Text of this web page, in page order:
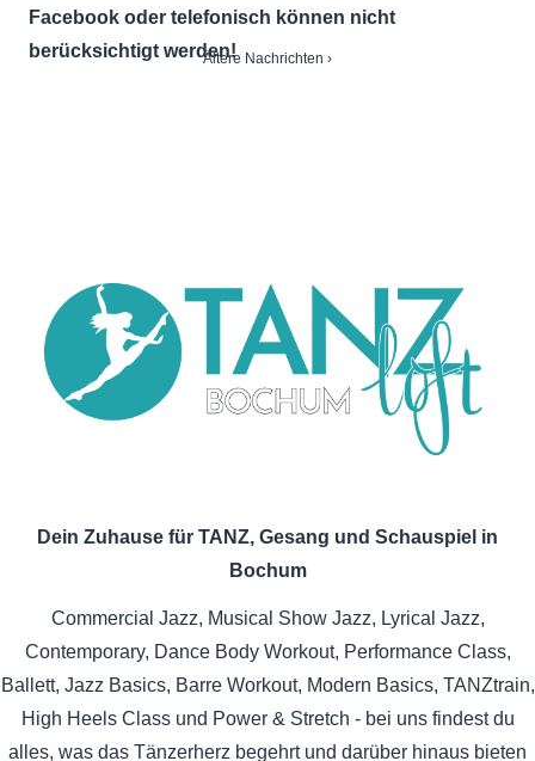
Facebook oder telefonisch können nicht
berücksichtigt werden!
Seitennummerierung
Nächste
Ältere Nachrichten ›
Dein Zuhause für TANZ, Gesang und Schauspiel in
Bochum
Commercial Jazz, Musical Show Jazz, Lyrical Jazz,
Contemporary, Dance Body Workout, Performance Class,
Ballett, Jazz Basics, Barre Workout, Modern Basics, TANZtrain,
High Heels Class und Power & Stretch - bei uns findest du
alles, was das Tänzerherz begehrt und darüber hinaus bieten